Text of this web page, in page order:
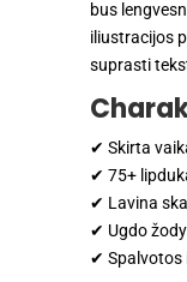
bus
iliustracijos
suprasti
✔ Skirta
✔ 75+
✔ Lavina
✔ Ugdo
✔ Spalvotos